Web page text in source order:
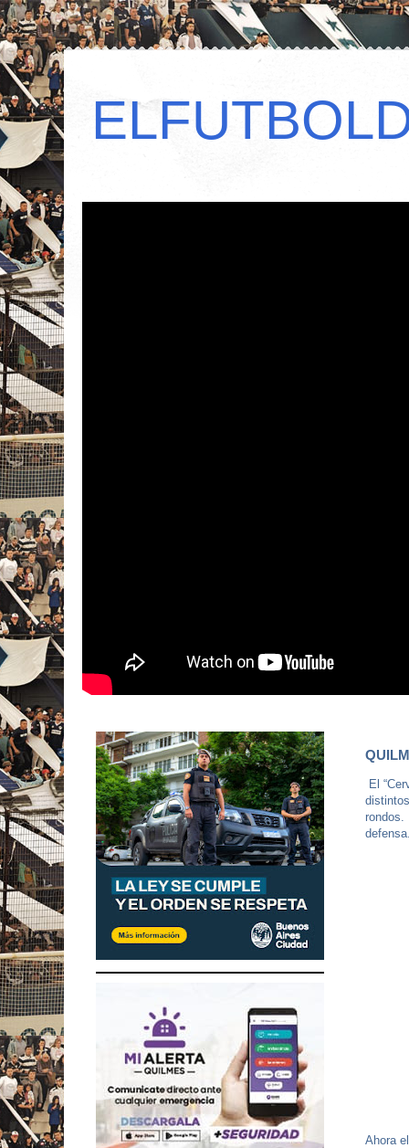
El
rondos.
Ahora